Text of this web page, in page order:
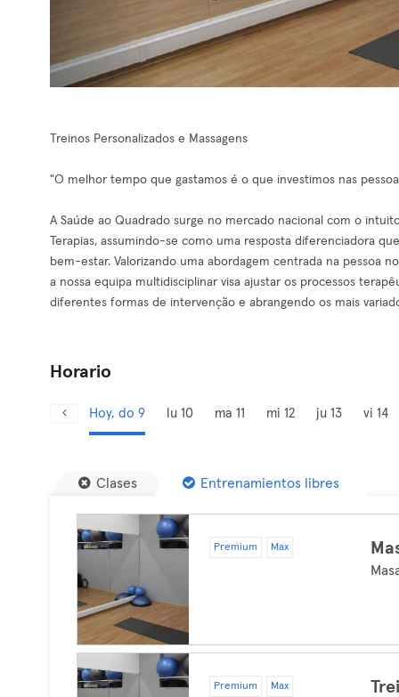
Treinos Personalizados e Massagens
"O melhor tempo que gastamos é o que investimos nas
A Saúde ao Quadrado surge no mercado nacional com o
Terapias, assumindo-se como uma resposta diferenciadora
bem-estar. Valorizando uma abordagem centrada na pessoa
a nossa equipa multidisciplinar visa ajustar os processos
diferentes formas de intervenção e abrangendo os mais
Horario
Hoy, do 9 lu 10 ma 11 mi 12 ju 13 vi 14
Clases Entrenamientos libres
Premium Max
Premium Max